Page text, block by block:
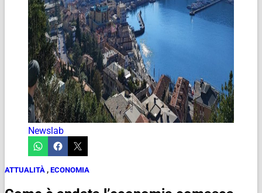
Newslab
ATTUALITÀ , ECONOMIA